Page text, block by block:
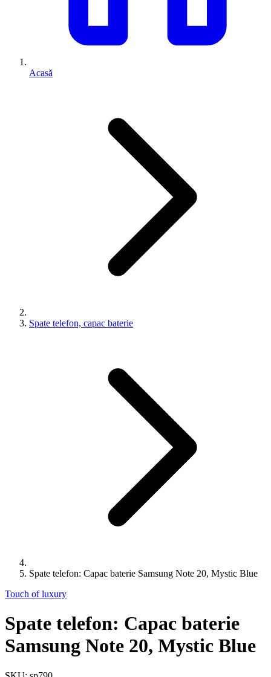
Acasă
Spate telefon, capac baterie
Spate telefon: Capac baterie Samsung Note 20, Mystic Blue
Touch of luxury
Spate telefon: Capac baterie
Samsung Note 20, Mystic Blue